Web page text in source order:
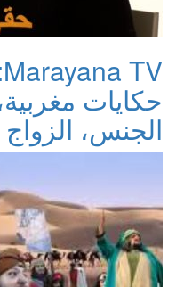
حكايات
الجنس، الزواج